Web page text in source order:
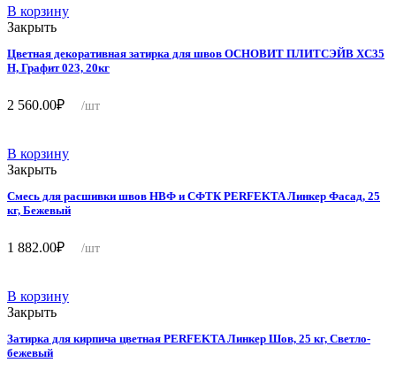
В корзину
Закрыть
Цветная декоративная затирка для швов ОСНОВИТ ПЛИТСЭЙВ XC35
Н, Графит 023, 20кг
2 560.00₽ /шт
В корзину
Закрыть
Смесь для расшивки швов НВФ и СФТК PERFEKTA Линкер Фасад, 25
кг, Бежевый
1 882.00₽ /шт
В корзину
Закрыть
Затирка для кирпича цветная PERFEKTA Линкер Шов, 25 кг, Светло-
бежевый